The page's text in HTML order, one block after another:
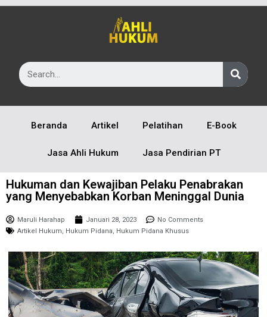
Beranda Artikel Pelatihan E-Book
Jasa Ahli Hukum Jasa Pendirian PT
Hukuman dan Kewajiban Pelaku Penabrakan
yang Menyebabkan Korban Meninggal Dunia
Maruli Harahap Januari 28, 2023
No Comments
Artikel Hukum
Hukum Pidana Hukum Pidana Khusus